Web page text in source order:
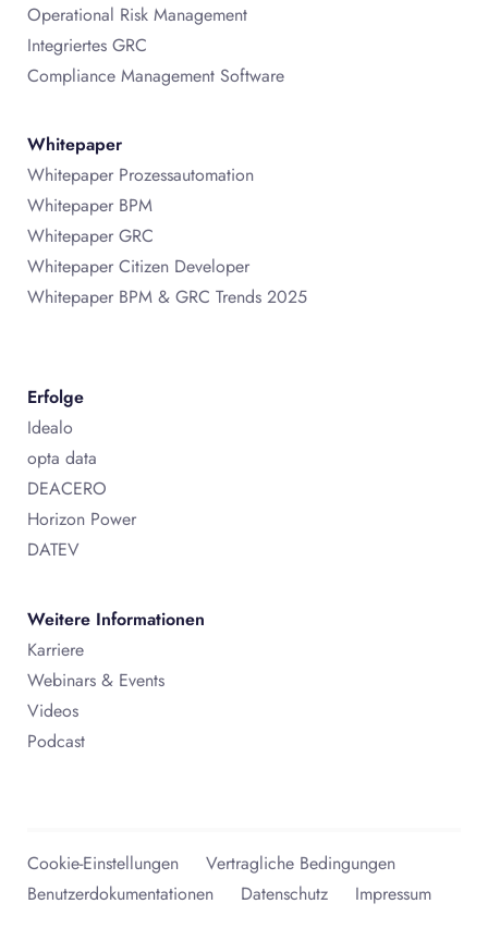
Operational Risk Management
Integriertes GRC
Compliance Management Software
Whitepaper
Whitepaper Prozessautomation
Whitepaper BPM
Whitepaper GRC
Whitepaper Citizen Developer
Whitepaper BPM & GRC Trends 2025
Erfolge
Idealo
opta data
DEACERO
Horizon Power
DATEV
Weitere Informationen
Karriere
Webinars & Events
Videos
Podcast
Cookie-Einstellungen
Vertragliche Bedingungen
Benutzerdokumentationen
Datenschutz Impressum